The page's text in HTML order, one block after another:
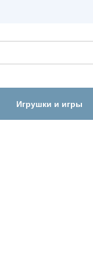
Игрушки и игры